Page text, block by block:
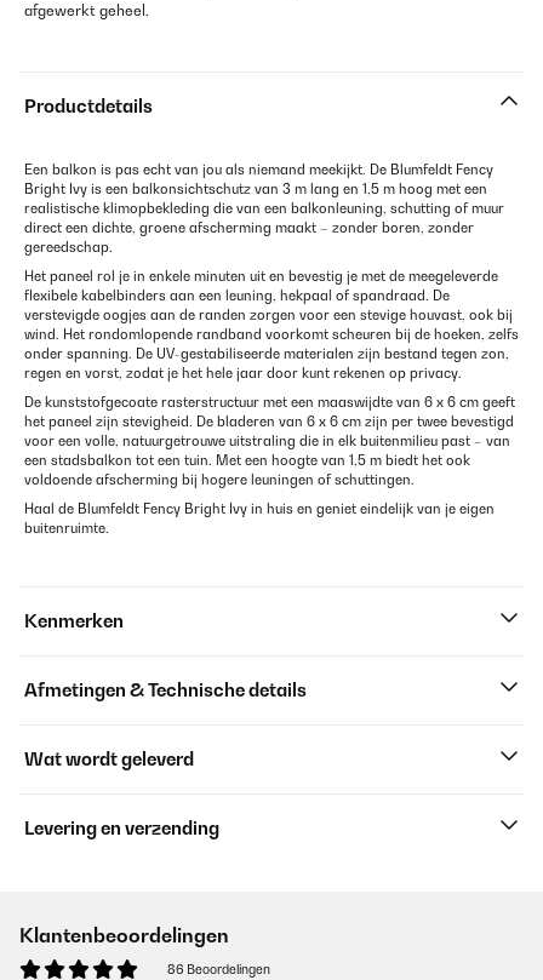
afgewerkt geheel.
Productdetails
Een balkon is pas echt van jou als niemand meekijkt. De Blumfeldt Fency
Bright Ivy is een balkonsichtschutz van 3 m lang en 1,5 m hoog met een
realistische klimopbekleding die van een balkonleuning, schutting of muur
direct een dichte, groene afscherming maakt – zonder boren, zonder
gereedschap.
Het paneel rol je in enkele minuten uit en bevestig je met de meegeleverde
flexibele kabelbinders aan een leuning, hekpaal of spandraad. De
verstevigde oogjes aan de randen zorgen voor een stevige houvast, ook bij
wind. Het rondomlopende randband voorkomt scheuren bij de hoeken, zelfs
onder spanning. De UV-gestabiliseerde materialen zijn bestand tegen zon,
regen en vorst, zodat je het hele jaar door kunt rekenen op privacy.
De kunststofgecoate rasterstructuur met een maaswijdte van 6 x 6 cm geeft
het paneel zijn stevigheid. De bladeren van 6 x 6 cm zijn per twee bevestigd
voor een volle, natuurgetrouwe uitstraling die in elk buitenmilieu past – van
een stadsbalkon tot een tuin. Met een hoogte van 1,5 m biedt het ook
voldoende afscherming bij hogere leuningen of schuttingen.
Haal de Blumfeldt Fency Bright Ivy in huis en geniet eindelijk van je eigen
buitenruimte.
Kenmerken
Afmetingen & Technische details
Wat wordt geleverd
Levering en verzending
Klantenbeoordelingen
86 Beoordelingen